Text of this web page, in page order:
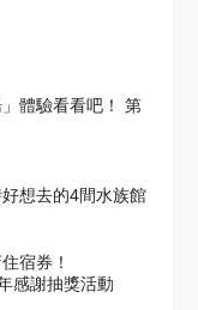
體驗看看吧！ 第
想去的4間水族館
宿券！
感謝抽獎活動